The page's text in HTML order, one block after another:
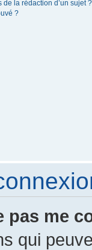
la rédaction d’un sujet ?
?
pas me
qui